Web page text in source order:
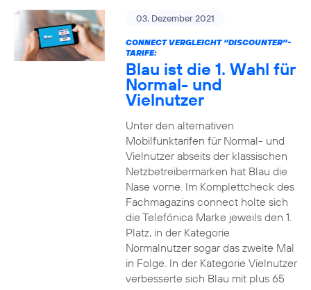
03. Dezember 2021
CONNECT VERGLEICHT “DISCOUNTER”-
TARIFE:
Blau ist die 1. Wahl für
Normal- und
Vielnutzer
Unter den alternativen
Mobilfunktarifen für Normal- und
Vielnutzer abseits der klassischen
Netzbetreibermarken hat Blau die
Nase vorne. Im Komplettcheck des
Fachmagazins connect holte sich
die Telefónica Marke jeweils den 1.
Platz, in der Kategorie
Normalnutzer sogar das zweite Mal
in Folge. In der Kategorie Vielnutzer
verbesserte sich Blau mit plus 65